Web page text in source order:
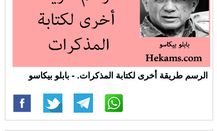
الرسم طريقة أخرى لكتابة المذكرات. - بابلو بيكاسو